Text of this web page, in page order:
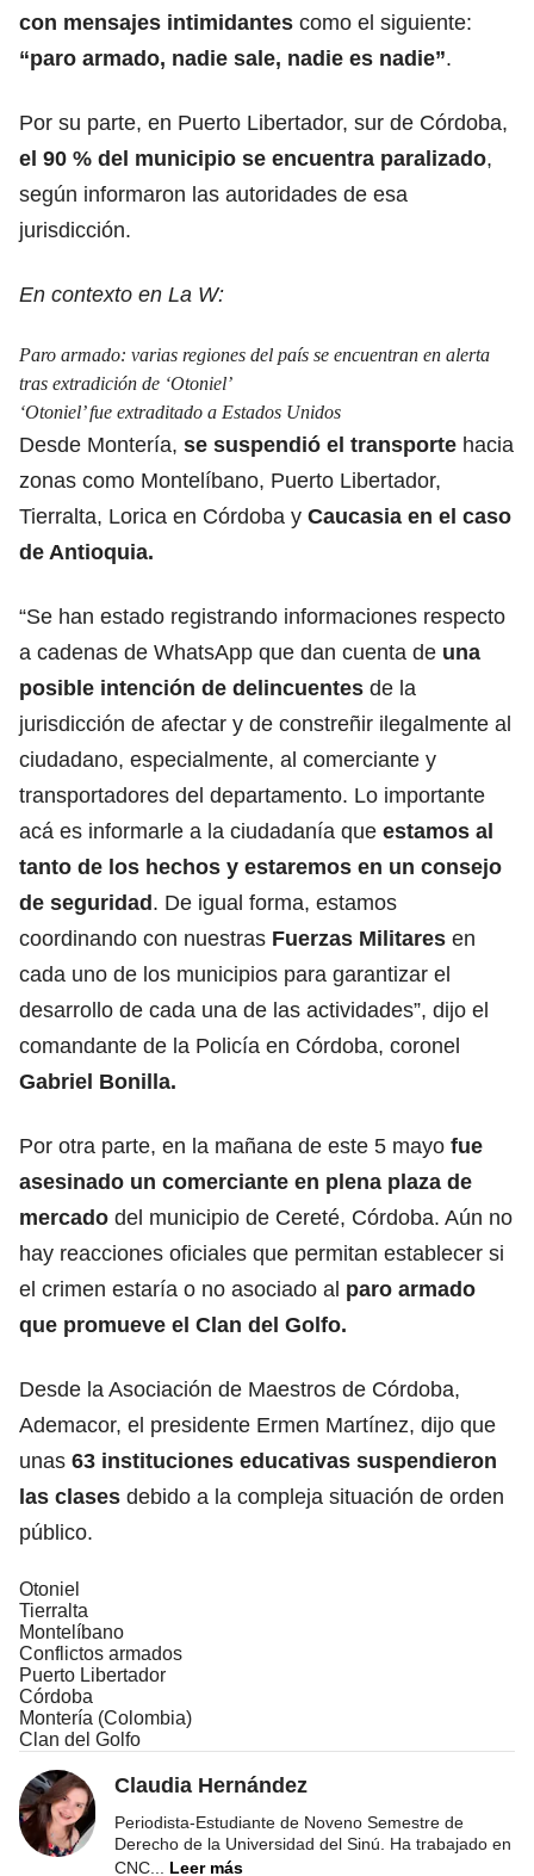
con mensajes intimidantes como el siguiente:
“paro armado, nadie sale, nadie es nadie”.
Por su parte, en Puerto Libertador, sur de Córdoba,
el 90 % del municipio se encuentra paralizado,
según informaron las autoridades de esa
jurisdicción.
En contexto en La W:
Paro armado: varias regiones del país se encuentran en alerta
tras extradición de ‘Otoniel’
‘Otoniel’ fue extraditado a Estados Unidos
Desde Montería, se suspendió el transporte hacia
zonas como Montelíbano, Puerto Libertador,
Tierralta, Lorica en Córdoba y Caucasia en el caso
de Antioquia.
“Se han estado registrando informaciones respecto
a cadenas de WhatsApp que dan cuenta de una
posible intención de delincuentes de la
jurisdicción de afectar y de constreñir ilegalmente al
ciudadano, especialmente, al comerciante y
transportadores del departamento. Lo importante
acá es informarle a la ciudadanía que estamos al
tanto de los hechos y estaremos en un consejo
de seguridad. De igual forma, estamos
coordinando con nuestras Fuerzas Militares en
cada uno de los municipios para garantizar el
desarrollo de cada una de las actividades”, dijo el
comandante de la Policía en Córdoba, coronel
Gabriel Bonilla.
Por otra parte, en la mañana de este 5 mayo fue
asesinado un comerciante en plena plaza de
mercado del municipio de Cereté, Córdoba. Aún no
hay reacciones oficiales que permitan establecer si
el crimen estaría o no asociado al paro armado
que promueve el Clan del Golfo.
Desde la Asociación de Maestros de Córdoba,
Ademacor, el presidente Ermen Martínez, dijo que
unas 63 instituciones educativas suspendieron
las clases debido a la compleja situación de orden
público.
Otoniel
Tierralta
Montelíbano
Conflictos armados
Puerto Libertador
Córdoba
Montería (Colombia)
Clan del Golfo
Claudia Hernández
Periodista-Estudiante de Noveno Semestre de
Derecho de la Universidad del Sinú. Ha trabajado en
CNC
Leer más